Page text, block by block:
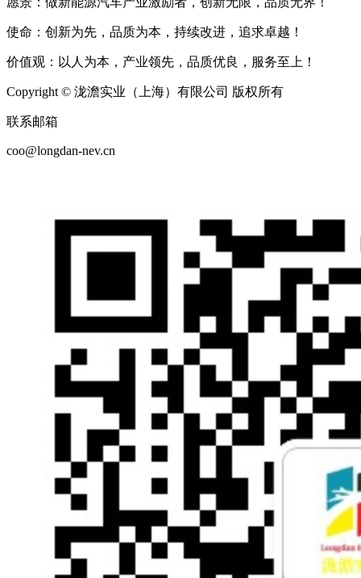
使命：创新为先，品质为本，持续改进，追求卓越！
价值观：以人为本，产业领先，品质优良，服务至上！
Copyright © 泷澹实业（上海）有限公司 版权所有
联系邮箱
coo@longdan-nev.cn